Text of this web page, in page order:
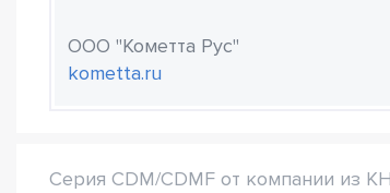
ООО "Кометта Рус"
kometta.ru
Серия CDM/CDMF от компании из